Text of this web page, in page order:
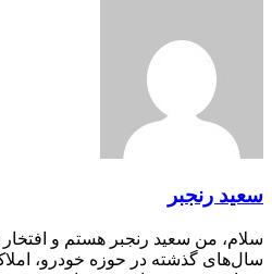
سعید رنجبر
سلام، من سعید رنجبر هستم و
سال‌های گذشته در حوزه‌ خودرو،